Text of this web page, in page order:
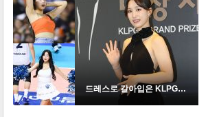
많이 본 뉴스
연예
스포츠 포토
2
드레스로 갈아입은 KLPGA …